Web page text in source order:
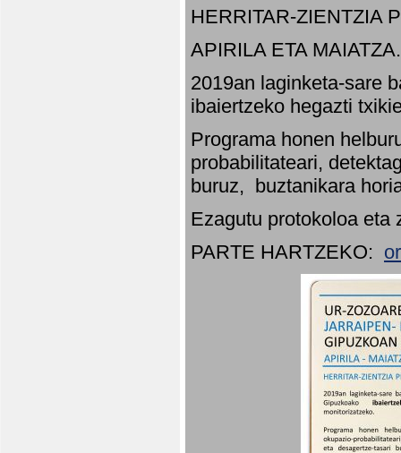
HERRITAR-ZIENTZIA
APIRILA ETA MAIATZA.
2019an laginketa-sare
ibaiertzeko hegazti
Programa honen
probabilitateari,
buruz, buztanikara
Ezagutu protokoloa eta
PARTE HARTZEKO: